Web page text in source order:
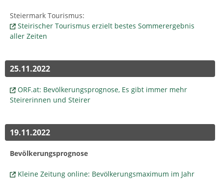
Steiermark Tourismus:
Steirischer Tourismus erzielt bestes Sommerergebnis
aller Zeiten
25.11.2022
ORF.at: Bevölkerungsprognose, Es gibt immer mehr
Steirerinnen und Steirer
19.11.2022
Bevölkerungsprognose
Kleine Zeitung online: Bevölkerungsmaximum im Jahr